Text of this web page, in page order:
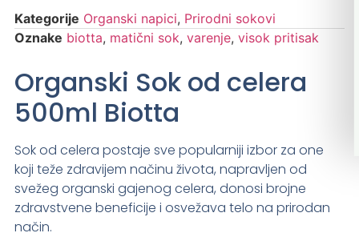
Kategorije Organski napici, Prirodni sokovi
Oznake biotta, matični sok, varenje, visok pritisak
Organski Sok od celera
500ml Biotta
Sok od celera postaje sve popularniji izbor za one
koji teže zdravijem načinu života, napravljen od
svežeg organski gajenog celera, donosi brojne
zdravstvene beneficije i osvežava telo na prirodan
način.